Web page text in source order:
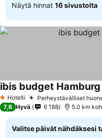
Näytä hinnat 16 sivustolta
1 Tähtiluokitus
Hotelli Perheystävälliset
ibis budget
7,6 Hyvä 6 188 5.0 km
Valitse päivät nähdäksesi